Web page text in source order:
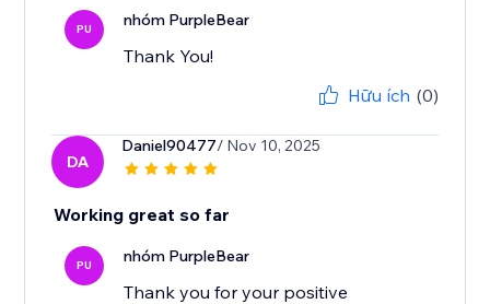
PU nhóm PurpleBear
Thank You!
Hữu ích (0)
DA
Daniel90477/ Nov 10, 2025
Working great so far
PU nhóm PurpleBear
Thank you for your positive